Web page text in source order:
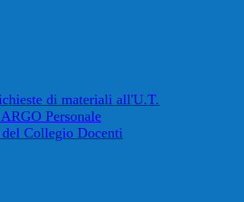
di materiali all'U.T.
Personale
Collegio Docenti